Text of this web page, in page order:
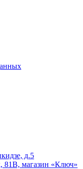
д.5
81В, магазин «Ключ»